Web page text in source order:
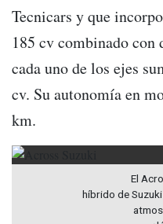
Tecnicars y que
185 cv combinado con
cada uno de los ejes
cv. Su autonomía en
km.
El
híbrido de